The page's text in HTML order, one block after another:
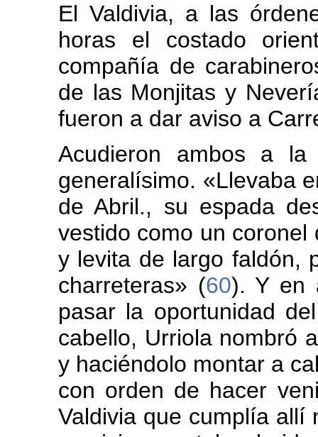
El Valdivia, a las
horas el costado
compañía de
de las Monjitas y
fueron a dar aviso a
Acudieron ambos a
generalísimo. «Llevaba
de Abril., su espada
vestido como un
y levita de largo faldón,
charreteras» (60). Y en
pasar la oportunidad
cabello, Urriola nombró
y haciéndolo montar a
con orden de hacer
Valdivia que cumplía allí